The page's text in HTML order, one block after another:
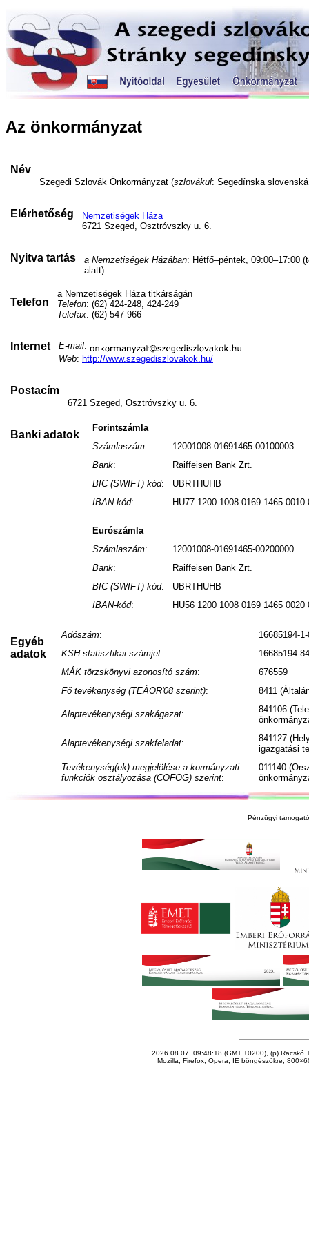
Az önkormányzat
Név
Szegedi Szlovák Önkormányzat (szlovákul: Segedínska
Elérhetőség
Nemzetiségek Háza
6721 Szeged, Osztróvszky u. 6.
Nyitva tartás a Nemzetiségek Házában: Hétfő–péntek, 09:00–17:00
alatt)
Telefon
a Nemzetiségek Háza titkárságán
Telefon: (62) 424-248, 424-249
Telefax: (62) 547-966
Internet E-mail:
Web: http://www.szegediszlovakok.hu/
Postacím
6721 Szeged, Osztróvszky u. 6.
Banki adatok
Forintszámla
Számlaszám:
12001008-01691465-00100003
Bank:
Raiffeisen Bank Zrt.
BIC (SWIFT) kód:
UBRTHUHB
IBAN-kód: HU77 1200 1008 0169 1465 0010
Eurószámla
Számlaszám:
12001008-01691465-00200000
Bank:
Raiffeisen Bank Zrt.
BIC (SWIFT) kód:
UBRTHUHB
IBAN-kód: HU56 1200 1008 0169 1465 0020
Egyéb
adatok
Adószám:
16685194-
KSH statisztikai számjel:
16685194-
MÁK törzskönyvi azonosító szám:
676559
Fő tevékenység (TEÁOR'08 szerint): 8411
Alaptevékenységi szakágazat:
841106
Alaptevékenységi szakfeladat:
841127
igazgatási
Tevékenység(ek) megjelölése a kormányzati
funkciók osztályozása (COFOG) szerint:
011140
Pénzügyi
2026.08.07. 09:48:18 (GMT +0200), (p) Racskó
Mozilla, Firefox, Opera, IE böngészőkre,